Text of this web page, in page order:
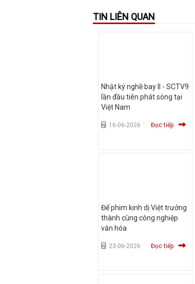
TIN LIÊN QUAN
Nhật ký nghề bay II - SCTV9
lần đầu tiên phát sóng tại
Việt Nam
16-06-2026 Đọc tiếp
Để phim kinh dị Việt trưởng
thành cùng công nghiệp
văn hóa
23-06-2026 Đọc tiếp